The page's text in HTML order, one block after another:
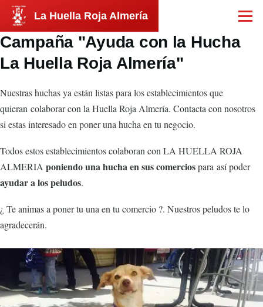
Pasar al contenido principal
La Huella Roja Almería Menú
Campaña "Ayuda con la Hucha
La Huella Roja Almería"
Nuestras huchas ya están listas para los establecimientos que
quieran colaborar con la Huella Roja Almería. Contacta con nosotros
si estas interesado en poner una hucha en tu negocio.
Todos estos establecimientos colaboran con LA HUELLA ROJA
ALMERIA poniendo una hucha en sus comerciospara así poder
ayudar a los peludos.
¿ Te animas a poner tu una en tu comercio ?. Nuestros peludos te lo
agradecerán.